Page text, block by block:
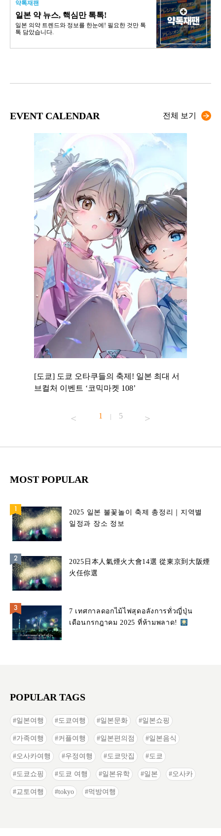
약톡재팬
일본 약 뉴스, 핵심만 톡톡!
일본 의약 트렌드와 정보를 한눈에! 필요한 것만 톡
톡 담았습니다.
EVENT CALENDAR 전체 보기
[도쿄] 도쿄 오타쿠들의 축제! 일본 최대 서
브컬처 이벤트 ‘코믹마켓 108’
1 | 5
MOST POPULAR
2025 일본 불꽃놀이 축제 총정리｜지역별
일정과 장소 정보
2025日本人氣煙火大會14選 從東京到大阪煙
火任你選
7 เทศกาลดอกไม้ไฟสุดอลังการทั่วญี่ปุ่น
เดือนกรกฎาคม 2025 ที่ห้ามพลาด!
POPULAR TAGS
일본여행 도쿄여행 일본문화 일본쇼핑
가족여행 커플여행 일본편의점 일본음식
오사카여행 우정여행 도쿄맛집 도쿄
도쿄쇼핑 도쿄 여행 일본유학 일본 오사카
교토여행 tokyo 먹방여행